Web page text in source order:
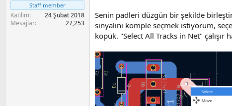
Staff member
Katılım
24 Şubat 2018
Mesajlar
27,253
Senin padleri düzgün bir şekilde
sinyalini komple seçmek istiyorum,
kopuk. "Select All Tracks in Net" çalışır